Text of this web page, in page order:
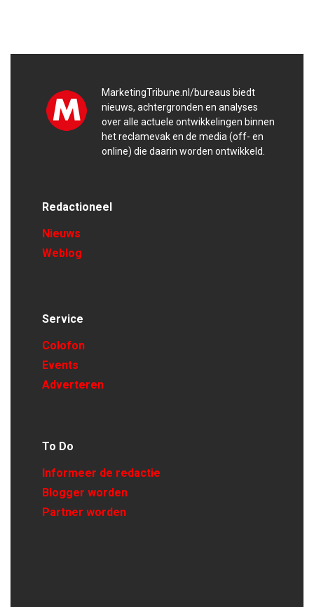
MarketingTribune.nl/bureaus biedt
nieuws, achtergronden en analyses
over alle actuele ontwikkelingen binnen
het reclamevak en de media (off- en
online) die daarin worden ontwikkeld.
Redactioneel
Nieuws
Weblog
Service
Colofon
Events
Adverteren
To Do
Informeer de redactie
Blogger worden
Partner worden